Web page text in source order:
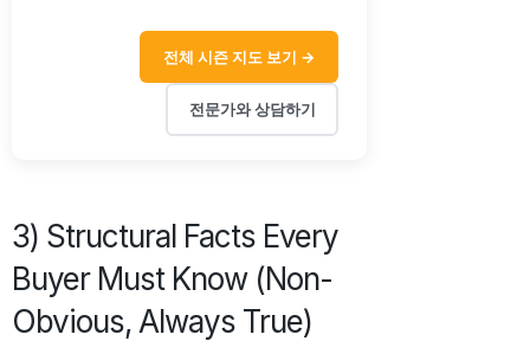
전체 시즌 지도 보기 →
전문가와 상담하기
3) Structural Facts Every
Buyer Must Know (Non-
Obvious, Always True)